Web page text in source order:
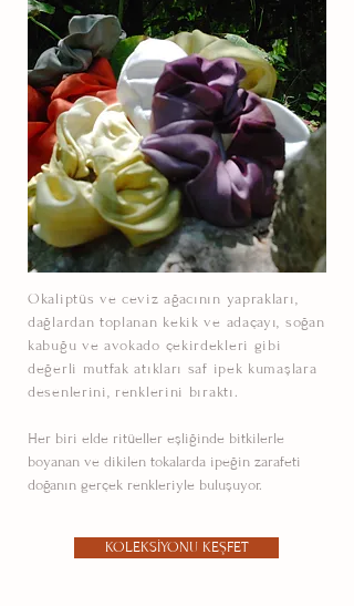
Okaliptüs ve ceviz ağacının yaprakları,
dağlardan toplanan kekik ve adaçayı, soğan
kabuğu ve avokado çekirdekleri gibi
değerli mutfak atıkları saf ipek kumaşlara
desenlerini, renklerini bıraktı.
Her biri elde ritüeller eşliğinde bitkilerle
boyanan ve dikilen tokalarda ipeğin zarafeti
doğanın gerçek renkleriyle buluşuyor.
KOLEKSİYONU KEŞFET